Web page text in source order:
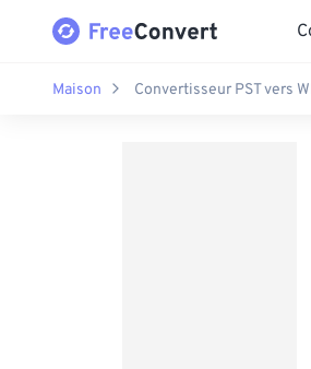
Maison Convertisseur PST vers